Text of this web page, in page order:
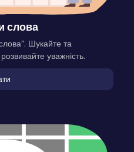
слова
Шукайте та
уважність.